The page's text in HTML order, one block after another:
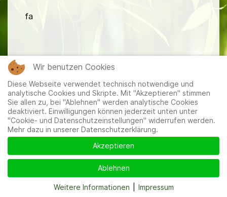
fa
Mitglieder|Impressum|Datenschutzerklärung|Cookie-
und Datenschutzeinstellungen
Wir benutzen Cookies
Diese Webseite verwendet technisch notwendige und
analytische Cookies und Skripte. Mit "Akzeptieren" stimmen
Sie allen zu, bei "Ablehnen" werden analytische Cookies
deaktiviert. Einwilligungen können jederzeit unten unter
"Cookie- und Datenschutzeinstellungen" widerrufen werden.
Mehr dazu in unserer Datenschutzerklärung.
Akzeptieren
Ablehnen
Weitere Informationen Impressum